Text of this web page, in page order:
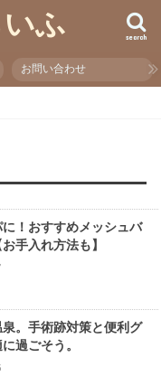
ふ search
お問い合わせ
！おすすめメッシュバ
手入れ方法も】
。手術跡対策と便利グ
過ごそう。